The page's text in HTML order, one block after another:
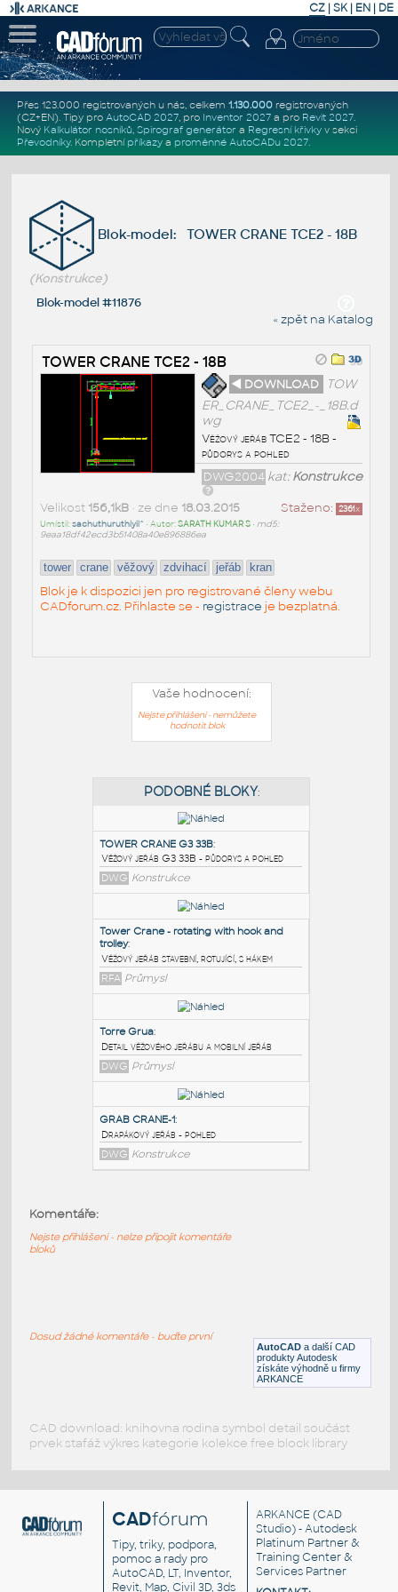
CZ | SK| EN | DE
Přes 123.000 registrovaných u nás, celkem 1.130.000registrovaných
(CZ+EN). Tipy pro AutoCAD 2027, pro Inventor 2027a pro Revit 2027.
Nový Kalkulátor nosníků, Spirograf generátor a Regresní křivkyv sekci
Převodníky. Kompletní příkazya proměnné AutoCADu 2027.
Blok-model: TOWER CRANE TCE2 - 18B
(Konstrukce)
Blok-model #11876
« zpět na Katalog
TOWER CRANE TCE2 - 18B
◄ DOWNLOAD
TOW
ER_CRANE_TCE2_-_18B.d
wg
Věžový jeřáb TCE2 - 18B -
půdorys a pohled
kat:Konstrukce
DWG2004
Staženo: 2361x
Velikost 156,1kB• ze dne 18.03.2015
Umístil:sachuthuruthiyil^ • Autor:SARATH KUMAR S• md5:
9eaa18df42ecd3b51408a40e896886ea
tower crane věžový zdvihací jeřáb kran
Blok je k dispozici jen pro registrované členy webu
CADforum.cz. Přihlaste se - registrace je bezplatná.
Vaše hodnocení:
Nejste přihlášeni - nemůžete
hodnotit blok
PODOBNÉ BLOKY
TOWER CRANE G3 33B:
Věžový jeřáb G3 33B - půdorys a pohled
DWG Konstrukce
Tower Crane - rotating with hook and
trolley:
Věžový jeřáb stavební, rotující, s hákem
RFA Průmysl
Detail věžového jeřábu a mobilní jeřáb
Drapákový jeřáb - pohled
AutoCAD a další CAD
produkty Autodesk
získáte výhodně u firmy
ARKANCE
Komentáře:
Nejste přihlášeni - nelze připojit komentáře
bloků
Dosud žádné komentáře - buďte první
CAD download: knihovna rodina symbol detail součást
prvek stafáž výkres kategorie kolekce free block library
CADfórum
Tipy, triky, podpora,
pomoc a rady pro
AutoCAD, LT, Inventor,
Revit, Map, Civil 3D, 3ds
ARKANCE (CAD
Studio) - Autodesk
Platinum Partner &
Training Center &
Services Partner